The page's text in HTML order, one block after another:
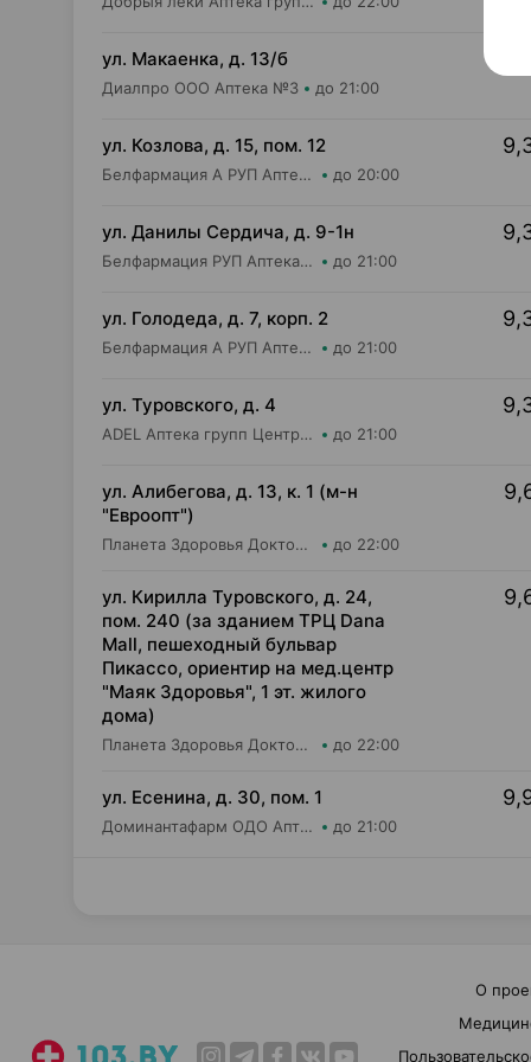
ул. Макаенка, д. 13/б
Диалпро ООО Аптека №3 до 21:00
ул. Козлова, д. 15, пом. 12
Белфармация А РУП Аптека №25 до 20:00
ул. Данилы Сердича, д. 9-1н
Белфармация РУП Аптека №48 до 21:00
ул. Голодеда, д. 7, корп. 2
Белфармация А РУП Аптека №3 до 21:00
ул. Туровского, д. 4
ADEL Аптека групп Центр ООО Аптека №20 до 21:00
ул. Алибегова, д. 13, к. 1 (м-н
"Евроопт")
Планета Здоровья Доктор Таир ООО Аптека №1 до 22:00
ул. Кирилла Туровского, д. 24,
пом. 240 (за зданием ТРЦ Dana
Mall, пешеходный бульвар
Пикассо, ориентир на мед.центр
"Маяк Здоровья", 1 эт. жилого
дома)
Планета Здоровья Доктор Таир ООО Аптека №31 до 22:00
ул. Есенина, д. 30, пом. 1
Доминантафарм ОДО Аптека №15 до 21:00
О